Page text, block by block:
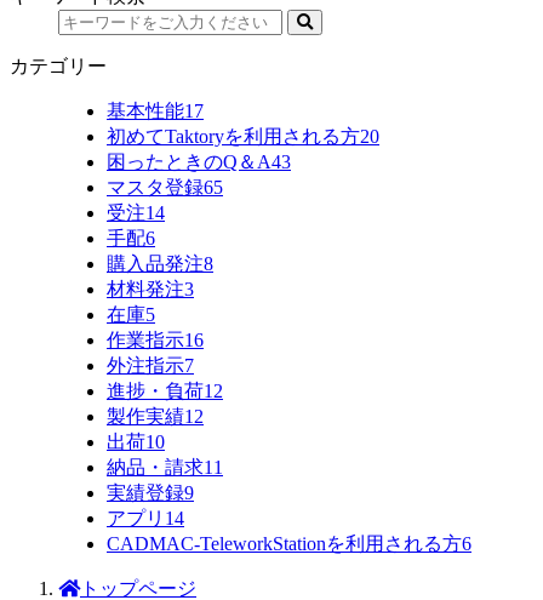
カテゴリー
基本性能17
初めてTaktoryを利用される方20
困ったときのQ＆A43
マスタ登録65
受注14
手配6
購入品発注8
材料発注3
在庫5
作業指示16
外注指示7
進捗・負荷12
製作実績12
出荷10
納品・請求11
実績登録9
アプリ 14
CADMAC-TeleworkStationを利用される方6
トップページ